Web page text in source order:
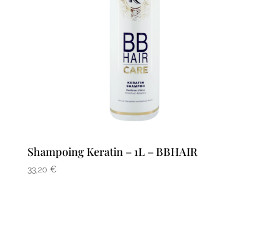
Shampoing Keratin – 1L – BBHAIR
33,20 €